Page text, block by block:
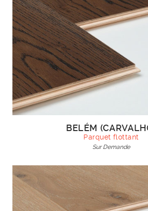
BELÉM
Parquet flottant
Sur Demande